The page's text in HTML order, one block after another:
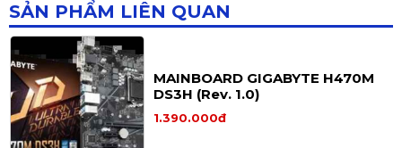
🔧4. Khả năng tương thích linh kiện
🔌CPU:
🧠 i3-12100F | i5-12400F | i5-13400F | i5-14400F | i7-
12700
SẢN PHẨM LIÊN QUAN
MAINBOARD GIGABYTE H470M
DS3H (Rev. 1.0)
1.390.000đ